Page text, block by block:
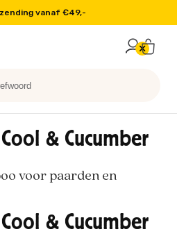
besteld, volgende dag in huis
nu
& Cucumber
voor paarden en
& Cucumber